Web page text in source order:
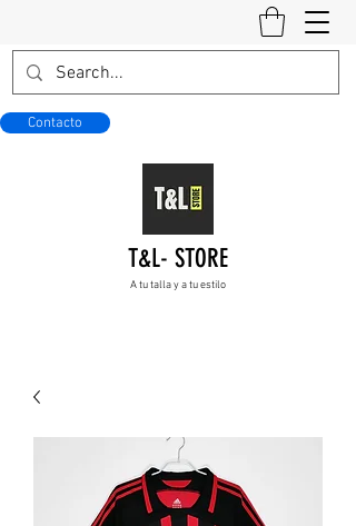
Contacto
T&L- STORE
A tu talla y a tu estilo